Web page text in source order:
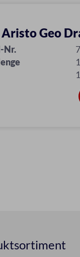
Geo
Nr.